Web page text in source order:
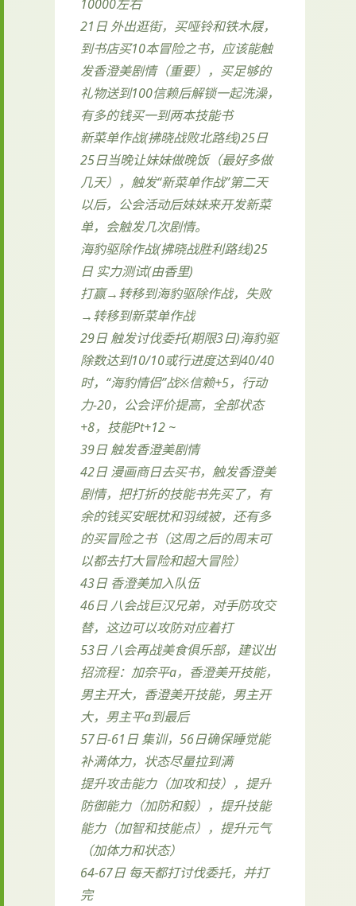
10000左右
21日 外出逛街，买哑铃和铁木屐，
到书店买10本冒险之书，应该能触
发香澄美剧情（重要），买足够的
礼物送到100信赖后解锁一起洗澡，
有多的钱买一到两本技能书
新菜单作战(拂晓战败北路线)25日
25日当晚让妹妹做晚饭（最好多做
几天），触发“新菜单作战”第二天
以后，公会活动后妹妹来开发新菜
单，会触发几次剧情。
海豹驱除作战(拂晓战胜利路线)25
日 实力测试(由香里)
打赢→转移到海豹驱除作战，失败
→转移到新菜单作战
29日 触发讨伐委托(期限3日)海豹驱
除数达到10/10或行进度达到40/40
时，“海豹情侣”战※信赖+5，行动
力-20，公会评价提高，全部状态
+8，技能Pt+12 ~
39日 触发香澄美剧情
42日 漫画商日去买书，触发香澄美
剧情，把打折的技能书先买了，有
余的钱买安眠枕和羽绒被，还有多
的买冒险之书（这周之后的周末可
以都去打大冒险和超大冒险）
43日 香澄美加入队伍
46日 八会战巨汉兄弟，对手防攻交
替，这边可以攻防对应着打
53日 八会再战美食俱乐部，建议出
招流程：加奈平a，香澄美开技能，
男主开大，香澄美开技能，男主开
大，男主平a到最后
57日-61日 集训，56日确保睡觉能
补满体力，状态尽量拉到满
提升攻击能力（加攻和技），提升
防御能力（加防和毅），提升技能
能力（加智和技能点），提升元气
（加体力和状态）
64-67日 每天都打讨伐委托，并打
完